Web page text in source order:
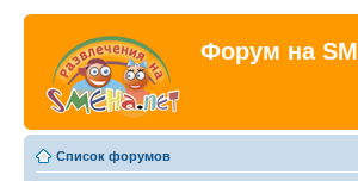
Форум на
Список форумов